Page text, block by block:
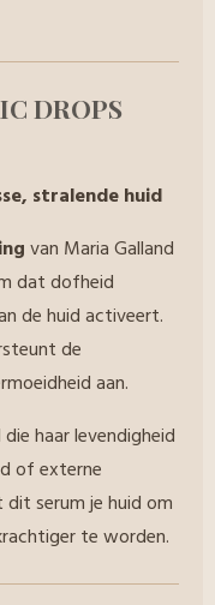
DROPS
stralende huid
van Maria Galland
dat dofheid
de huid activeert.
de
aan.
haar levendigheid
of externe
serum je huid om
te worden.